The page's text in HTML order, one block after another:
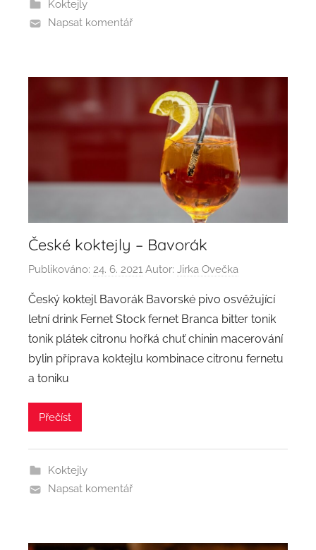
Koktejly
Napsat komentář
České koktejly – Bavorák
Publikováno: 24. 6. 2021 Autor: Jirka Ovečka
Český koktejl Bavorák Bavorské pivo osvěžující
letní drink Fernet Stock fernet Branca bitter tonik
tonik plátek citronu hořká chuť chinin macerování
bylin příprava koktejlu kombinace citronu fernetu
a toniku
Přečíst
Koktejly
Napsat komentář